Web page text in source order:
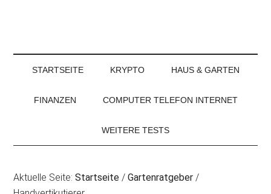
STARTSEITE KRYPTO HAUS & GARTEN
FINANZEN COMPUTER TELEFON INTERNET
WEITERE TESTS
Aktuelle Seite:Startseite / Gartenratgeber /